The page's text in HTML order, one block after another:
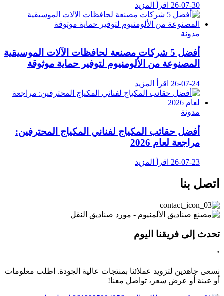
26-07-30 اقرأ المزيد
مدونة
أفضل 5 شركات مصنعة لحافظات الآلات الموسيقية
المصنوعة من الألومنيوم لتوفير حماية موثوقة
26-07-24 اقرأ المزيد
مدونة
أفضل حقائب المكياج لفناني المكياج المحترفين:
مراجعة لعام 2026
26-07-23 اقرأ المزيد
اتصل بنا
تحدث إلى فريقنا اليوم
"
نسعى جاهدين لتزويد عملائنا بمنتجات عالية الجودة. اطلب معلومات
أو عينة أو عرض سعر، تواصل معنا!